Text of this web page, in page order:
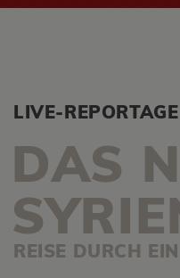
LIVE-REPORTAGE
DAS
REISE DURCH